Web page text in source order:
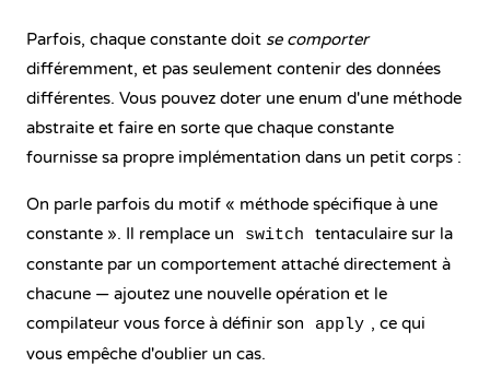
Parfois, chaque constante doit se comporter
différemment, et pas seulement contenir des données
différentes. Vous pouvez doter une enum d'une méthode
abstraite et faire en sorte que chaque constante
fournisse sa propre implémentation dans un petit corps :
On parle parfois du motif « méthode spécifique à une
constante ». Il remplace un
switch
tentaculaire sur la
constante par un comportement attaché directement à
chacune — ajoutez une nouvelle opération et le
compilateur vous force à définir son
apply , ce qui
vous empêche d'oublier un cas.